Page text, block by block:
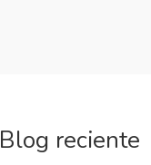
Blog reciente